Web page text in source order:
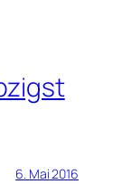
6. Mai 2016